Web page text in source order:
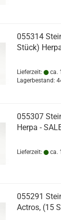
055314
Stück)
Lieferzeit: ca.
Lagerbestand:
055307
Herpa -
Lieferzeit: ca.
055291
Actros, (15